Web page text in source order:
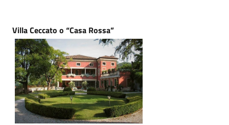
Villa Ceccato o “Casa Rossa”